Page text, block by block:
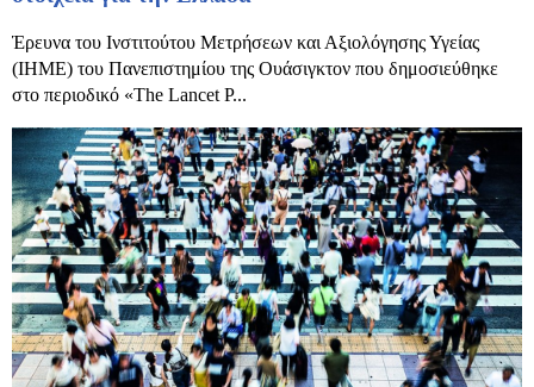
Έρευνα του Ινστιτούτου Μετρήσεων και Αξιολόγησης Υγείας
(IHME) του Πανεπιστημίου της Ουάσιγκτον που δημοσιεύθηκε
στο περιοδικό «The Lancet P...